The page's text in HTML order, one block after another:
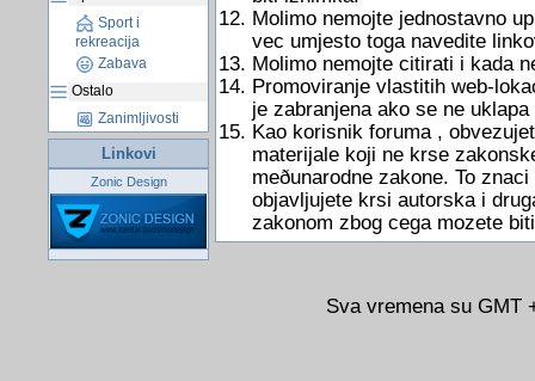
Sport i
rekreacija
Zabava
Ostalo
Zanimljivosti
Linkovi
Zonic Design
Molimo nemojte jednostavno
vec umjesto toga navedite
Molimo nemojte citirati i kada
Promoviranje vlastitih web-
je zabranjena ako se ne uklapa
Kao korisnik foruma ,
materijale koji ne krse
meðunarodne zakone. To
objavljujete krsi autorska i
zakonom zbog cega mozete
Sva vremena su GMT